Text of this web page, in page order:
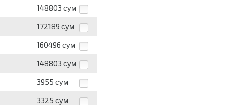
148803 сум
172189 сум
160496 сум
148803 сум
3955 сум
3325 сум